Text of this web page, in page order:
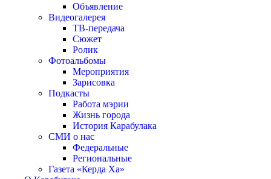
Объявление
Видеогалерея
ТВ-передача
Сюжет
Ролик
Фотоальбомы
Мероприятия
Зарисовка
Подкасты
Работа мэрии
Жизнь города
История Карабулака
СМИ о нас
Федеральные
Региональные
Газета «Керда Ха»